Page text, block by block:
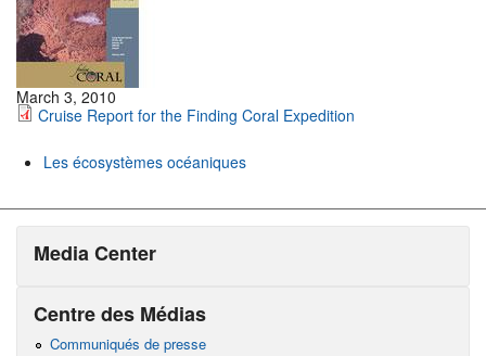
Passez à l'action
March 3, 2010
Cruise Report for the Finding Coral Expedition
Les écosystèmes océaniques
Media Center
Centre des Médias
Communiqués de presse